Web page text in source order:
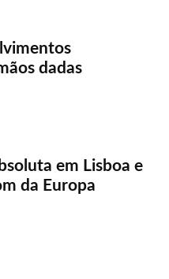
dadas
em Lisboa e
da Europa